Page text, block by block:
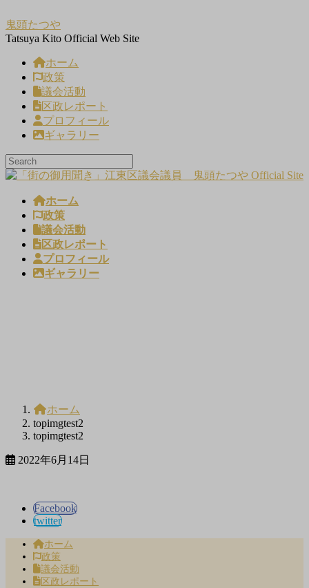
ン
テ
ビ
ゲ
鬼頭たつや
Tatsuya Kito Official Web Site
ホーム
政策
議会活動
区政レポート
プロフィール
ギャラリー
ホーム
政策
議会活動
区政レポート
プロフィール
ギャラリー
ホーム
topimgtest2
topimgtest2
2022年6月14日
Facebook
twitter
ホーム
政策
議会活動
区政レポート